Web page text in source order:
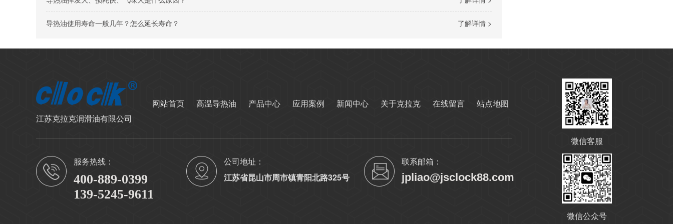
了解详情 >
导热油使用寿命一般几年？怎么延长寿命？
无锌抗磨液压油
江苏克拉克润滑油有限公司
网站首页 高温导热油 产品中心 应用案例 新闻中心 关于克拉克 在线留言 站点地图
服务热线：
400-889-0399
139-5245-9611
公司地址：
江苏省昆山市周市镇青阳北路325号
联系邮箱：
jpliao@jsclock88.com
微信客服
微信公众号